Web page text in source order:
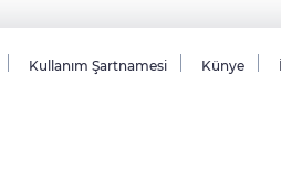
Kullanım Şartnamesi Künye